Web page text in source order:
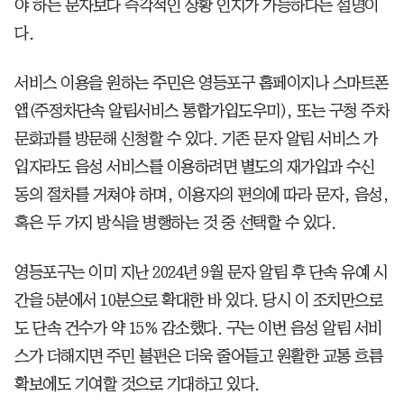
야 하는 문자보다 즉각적인 상황 인지가 가능하다는 설명이
다.
서비스 이용을 원하는 주민은 영등포구 홈페이지나 스마트폰
앱(주정차단속 알림서비스 통합가입도우미), 또는 구청 주차
문화과를 방문해 신청할 수 있다. 기존 문자 알림 서비스 가
입자라도 음성 서비스를 이용하려면 별도의 재가입과 수신
동의 절차를 거쳐야 하며, 이용자의 편의에 따라 문자, 음성,
혹은 두 가지 방식을 병행하는 것 중 선택할 수 있다.
영등포구는 이미 지난 2024년 9월 문자 알림 후 단속 유예 시
간을 5분에서 10분으로 확대한 바 있다. 당시 이 조치만으로
도 단속 건수가 약 15% 감소했다. 구는 이번 음성 알림 서비
스가 더해지면 주민 불편은 더욱 줄어들고 원활한 교통 흐름
확보에도 기여할 것으로 기대하고 있다.